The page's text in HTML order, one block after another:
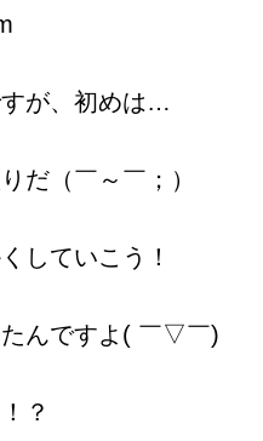
すが、初めは…
だ（￣～￣；）
していこう！
んですよ( ￣▽￣)
？